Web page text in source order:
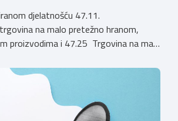
djelatnošću 47.11.
na malo pretežno hranom,
proizvodima i 47.25 Trgovina na malo
i energetska pića dužni su uskladiti
i osigurati tehničko rješenje za
punoljetnosti kupca putem
ili putem mobilne […]